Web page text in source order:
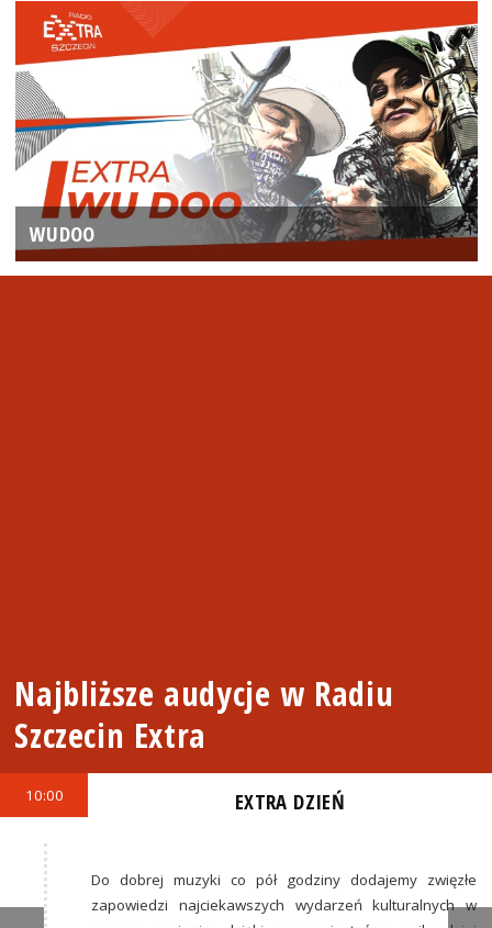
WUDOO
Najbliższe audycje w Radiu
Szczecin Extra
10:00 EXTRA DZIEŃ
Do dobrej muzyki co pół godziny dodajemy zwięzłe
zapowiedzi najciekawszych wydarzeń kulturalnych w